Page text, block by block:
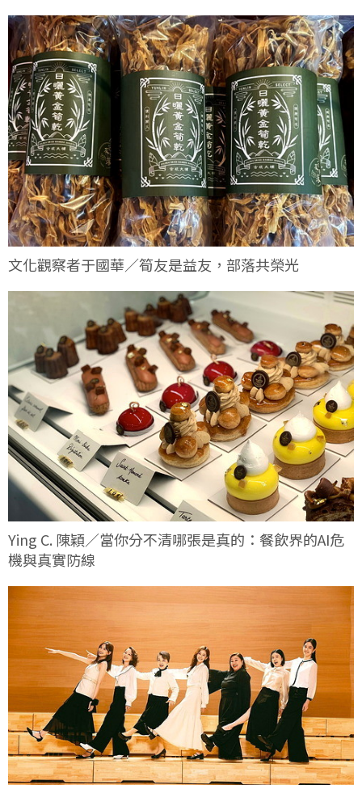
文化觀察者于國華／筍友是益友，部落共榮光
Ying C. 陳穎／當你分不清哪張是真的：餐飲界的AI危
機與真實防線